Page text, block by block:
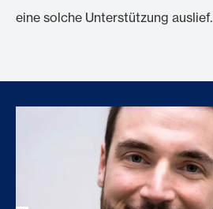
eine solche Unterstützung auslief.